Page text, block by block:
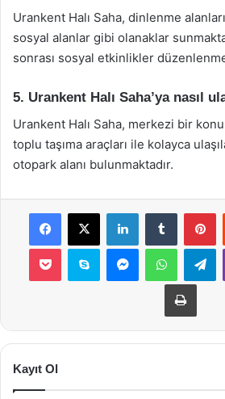
Urankent Halı Saha, dinlenme
sosyal alanlar gibi olanaklar
sonrası sosyal etkinlikler
5. Urankent Halı Saha’ya nasıl
Urankent Halı Saha, merkezi bir
toplu taşıma araçları ile kolayca
otopark alanı bulunmaktadır.
Facebook
X LinkedInTumblr
Pocket Skype Messenger
Kayıt Ol